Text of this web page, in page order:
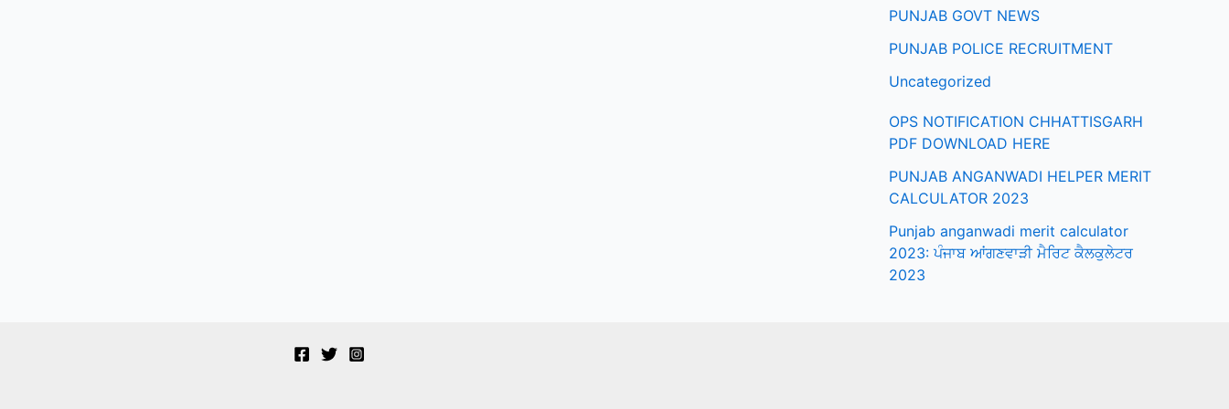
PUNJAB GOVT NEWS
PUNJAB POLICE RECRUITMENT
Uncategorized
OPS NOTIFICATION CHHATTISGARH
PDF DOWNLOAD HERE
PUNJAB ANGANWADI HELPER MERIT
CALCULATOR 2023
Punjab anganwadi merit calculator
2023: ਪੰਜਾਬ ਆਂਗਣਵਾੜੀ ਮੈਰਿਟ ਕੈਲਕੁਲੇਟਰ
2023